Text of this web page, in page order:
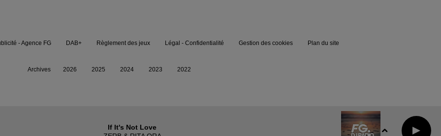
If It's Not Love
- Agence FG DAB+ Règlement des jeux Légal - Confidentialité Gestion des cookies Plan du site
Archives 2026 2025 2024 2023 2022